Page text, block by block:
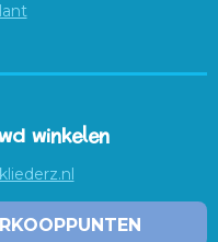
winkelen